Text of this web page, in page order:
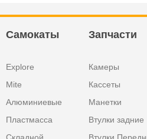
Самокаты
Explore
Mite
Алюминиевые
Пластмасса
Запчасти
Камеры
Кассеты
Манетки
Втулки задние